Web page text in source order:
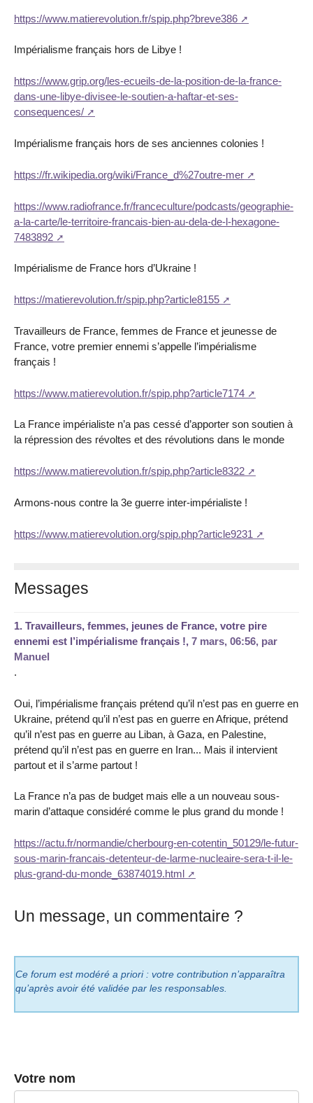
https://www.matierevolution.fr/spip.php?breve386
Impérialisme français hors de Libye !
https://www.grip.org/les-ecueils-de-la-position-de-la-france-
dans-une-libye-divisee-le-soutien-a-haftar-et-ses-
consequences/
Impérialisme français hors de ses anciennes colonies !
https://fr.wikipedia.org/wiki/France_d%27outre-mer
https://www.radiofrance.fr/franceculture/podcasts/geographie-
a-la-carte/le-territoire-francais-bien-au-dela-de-l-hexagone-
7483892
Impérialisme de France hors d’Ukraine !
https://matierevolution.fr/spip.php?article8155
Travailleurs de France, femmes de France et jeunesse de
France, votre premier ennemi s’appelle l’impérialisme
français !
https://www.matierevolution.fr/spip.php?article7174
La France impérialiste n’a pas cessé d’apporter son soutien à
la répression des révoltes et des révolutions dans le monde
https://www.matierevolution.fr/spip.php?article8322
Armons-nous contre la 3e guerre inter-impérialiste !
https://www.matierevolution.org/spip.php?article9231
Messages
1. Travailleurs, femmes, jeunes de France, votre pire
ennemi est l’impérialisme français !, 7 mars, 06:56, par
Manuel
.
Oui, l’impérialisme français prétend qu’il n’est pas en guerre en
Ukraine, prétend qu’il n’est pas en guerre en Afrique, prétend
qu’il n’est pas en guerre au Liban, à Gaza, en Palestine,
prétend qu’il n’est pas en guerre en Iran... Mais il intervient
partout et il s’arme partout !
La France n’a pas de budget mais elle a un nouveau sous-
marin d’attaque considéré comme le plus grand du monde !
https://actu.fr/normandie/cherbourg-en-cotentin_50129/le-futur-
sous-marin-francais-detenteur-de-larme-nucleaire-sera-t-il-le-
plus-grand-du-monde_63874019.html
Un message, un commentaire ?
Ce forum est modéré a priori : votre contribution n’apparaîtra
qu’après avoir été validée par les responsables.
Votre nom